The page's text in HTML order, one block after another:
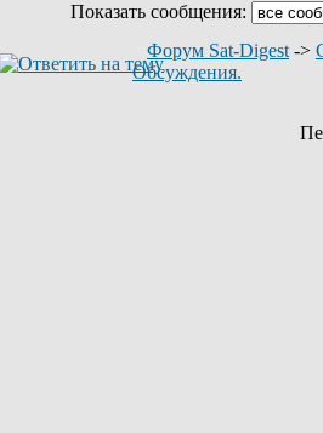
Показать сообщения:
Форум Sat-Digest ->
Обсуждения.